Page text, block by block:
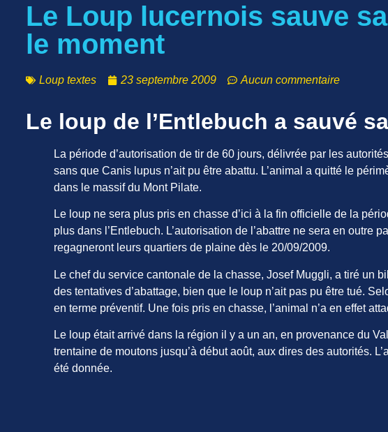
Le Loup lucernois sauve
le moment
Loup textes 23 septembre 2009 Aucun commentaire
Le loup de l’Entlebuch a sauvé
La période d’autorisation de tir de 60 jours, délivrée par les autorités
sans que Canis lupus n’ait pu être abattu. L’animal a quitté le
dans le massif du Mont Pilate.
Le loup ne sera plus pris en chasse d’ici à la fin officielle de la
plus dans l’Entlebuch. L’autorisation de l’abattre ne sera en outre
regagneront leurs quartiers de plaine dès le 20/09/2009.
Le chef du service cantonale de la chasse, Josef Muggli, a tiré un
des tentatives d’abattage, bien que le loup n’ait pas pu être tué.
en terme préventif. Une fois pris en chasse, l’animal n’a en effet
Le loup était arrivé dans la région il y a un an, en provenance du
trentaine de moutons jusqu’à début août, aux dires des autorités.
été donnée.